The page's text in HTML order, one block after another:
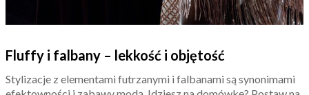
Fluffy i falbany – lekkość i objętość
Stylizacje z elementami futrzanymi i falbanami są synonimami